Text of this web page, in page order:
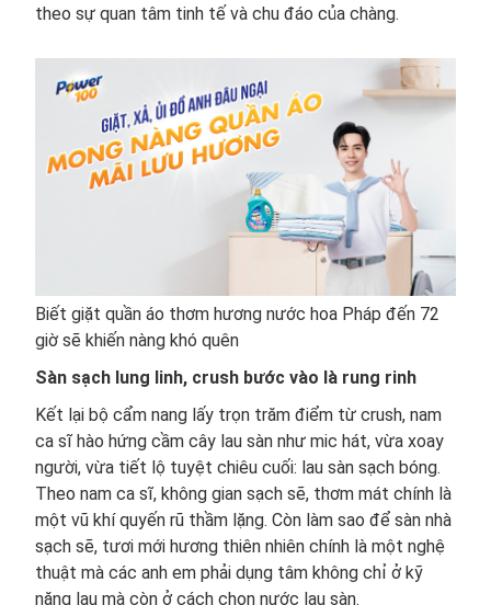
theo sự quan tâm tinh tế và chu đáo của chàng.
Biết giặt quần áo thơm hương nước hoa Pháp đến 72
giờ sẽ khiến nàng khó quên
Sàn sạch lung linh, crush bước vào là rung rinh
Kết lại bộ cẩm nang lấy trọn trăm điểm từ crush, nam
ca sĩ hào hứng cầm cây lau sàn như mic hát, vừa xoay
người, vừa tiết lộ tuyệt chiêu cuối: lau sàn sạch bóng.
Theo nam ca sĩ, không gian sạch sẽ, thơm mát chính là
một vũ khí quyến rũ thầm lặng. Còn làm sao để sàn nhà
sạch sẽ, tươi mới hương thiên nhiên chính là một nghệ
thuật mà các anh em phải dụng tâm không chỉ ở kỹ
năng lau mà còn ở cách chọn nước lau sàn.